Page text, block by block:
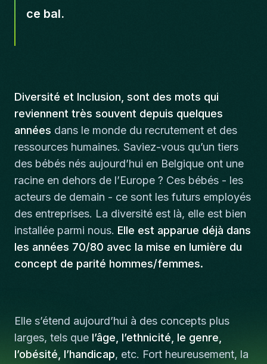
ce bal.
Diversité et Inclusion, sont des mots qui
reviennent très souvent depuis quelques
années dans le monde du recrutement et des
ressources humaines. Saviez-vous qu’un tiers
des bébés nés aujourd’hui en Belgique ont une
racine en dehors de l’Europe ? Ces bébés - les
acteurs de demain - ce sont les futurs employés
des entreprises. La diversité est là, elle est bien
installée parmi nous. Elle est apparue déjà dans
les années 70/80 avec la mise en lumière du
concept de parité hommes/femmes.
Elle s’étend aujourd’hui à des concepts plus
larges, tels que l’âge, l’ethnicité, le genre,
l’obésité, l’handicap, etc. Fort heureusement, la